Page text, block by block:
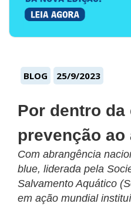
BLOG 25/9/2023
Por dentro da
prevenção ao
Com abrangência
blue, liderada pela
Salvamento Aquático
em ação mundial